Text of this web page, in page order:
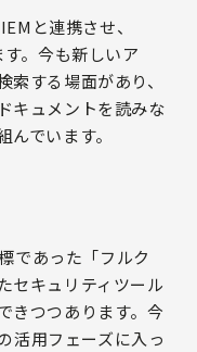
と連携させ、
。今も新しいア
する場面があり、
キュメントを読みな
でいます。
であった「フルク
セキュリティツール
きつつあります。今
活用フェーズに入っ